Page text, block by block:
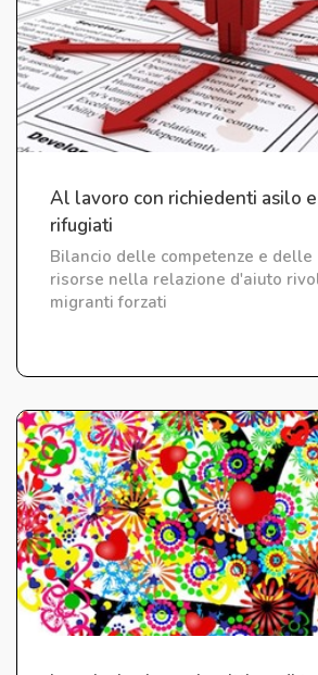
Al lavoro con richiedenti asilo e
rifugiati
Bilancio delle competenze e delle
risorse nella relazione d'aiuto
migranti forzati